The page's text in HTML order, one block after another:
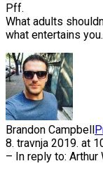
Pff.
What adults
what entertains you.
Brandon Campbell
8. travnja 2019. at
– In reply to: Arthur